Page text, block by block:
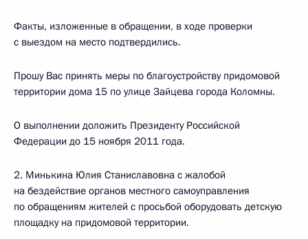
Факты, изложенные в обращении, в ходе проверки
с выездом на место подтвердились.
Прошу Вас принять меры по благоустройству придомовой
территории дома 15 по улице Зайцева города Коломны.
О выполнении доложить Президенту Российской
Федерации до 15 ноября 2011 года.
2. Минькина Юлия Станиславовна с жалобой
на бездействие органов местного самоуправления
по обращениям жителей с просьбой оборудовать детскую
площадку на придомовой территории.